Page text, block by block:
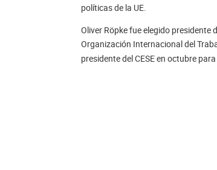
políticas de la UE.
Oliver Röpke fue elegido presidente
Organización Internacional del
presidente del CESE en octubre